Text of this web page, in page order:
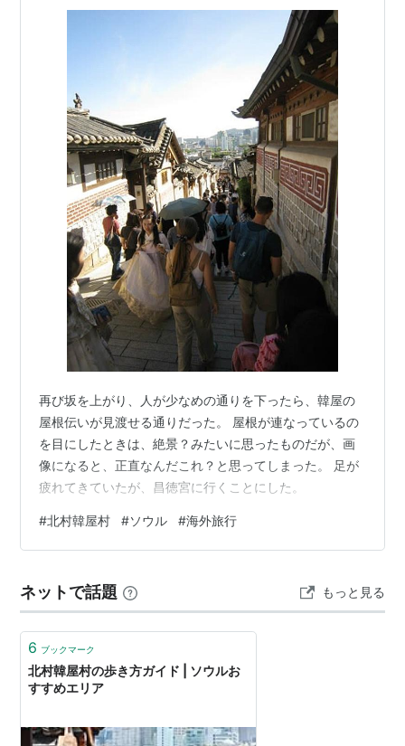
再び坂を上がり、人が少なめの通りを下ったら、韓屋の
屋根伝いが見渡せる通りだった。 屋根が連なっているの
を目にしたときは、絶景？みたいに思ったものだが、画
像になると、正直なんだこれ？と思ってしまった。 足が
疲れてきていたが、昌徳宮に行くことにした。
#北村韓屋村 #ソウル #海外旅行
ネットで話題 もっと見る
6 ブックマーク
北村韓屋村の歩き方ガイド | ソウルお
すすめエリア